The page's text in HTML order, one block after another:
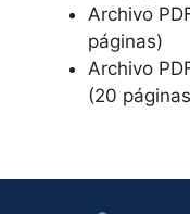
Archivo
páginas)
Archivo
(20